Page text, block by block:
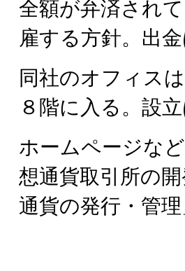
全額が弁済され
雇する方針。出
同社のオフィス
８階に入る。設
ホームページな
想通貨取引所の
通貨の発行・管